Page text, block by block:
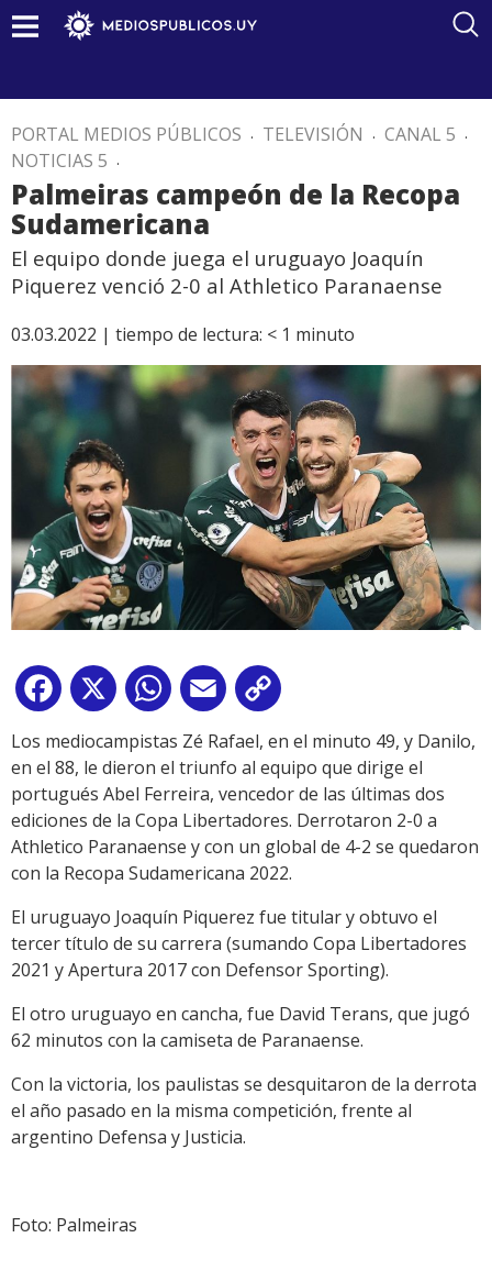
PORTAL MEDIOS PÚBLICOS . TELEVISIÓN . CANAL 5 .
NOTICIAS 5 .
Palmeiras campeón de la Recopa
Sudamericana
El equipo donde juega el uruguayo Joaquín
Piquerez venció 2-0 al Athletico Paranaense
03.03.2022 | tiempo de lectura: < 1 minuto
Facebook
X WhatsApp
Email
Link
Los mediocampistas Zé Rafael, en el minuto 49, y Danilo,
en el 88, le dieron el triunfo al equipo que dirige el
portugués Abel Ferreira, vencedor de las últimas dos
ediciones de la Copa Libertadores. Derrotaron 2-0 a
Athletico Paranaense y con un global de 4-2 se quedaron
con la Recopa Sudamericana 2022.
El uruguayo Joaquín Piquerez fue titular y obtuvo el
tercer título de su carrera (sumando Copa Libertadores
2021 y Apertura 2017 con Defensor Sporting).
El otro uruguayo en cancha, fue David Terans, que jugó
62 minutos con la camiseta de Paranaense.
Con la victoria, los paulistas se desquitaron de la derrota
el año pasado en la misma competición, frente al
argentino Defensa y Justicia.
Foto: Palmeiras